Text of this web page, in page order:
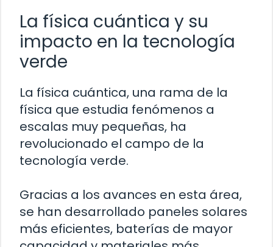
La física cuántica y su
impacto en la tecnología
verde
La física cuántica, una rama de la
física que estudia fenómenos a
escalas muy pequeñas, ha
revolucionado el campo de la
tecnología verde.
Gracias a los avances en esta área,
se han desarrollado paneles solares
más eficientes, baterías de mayor